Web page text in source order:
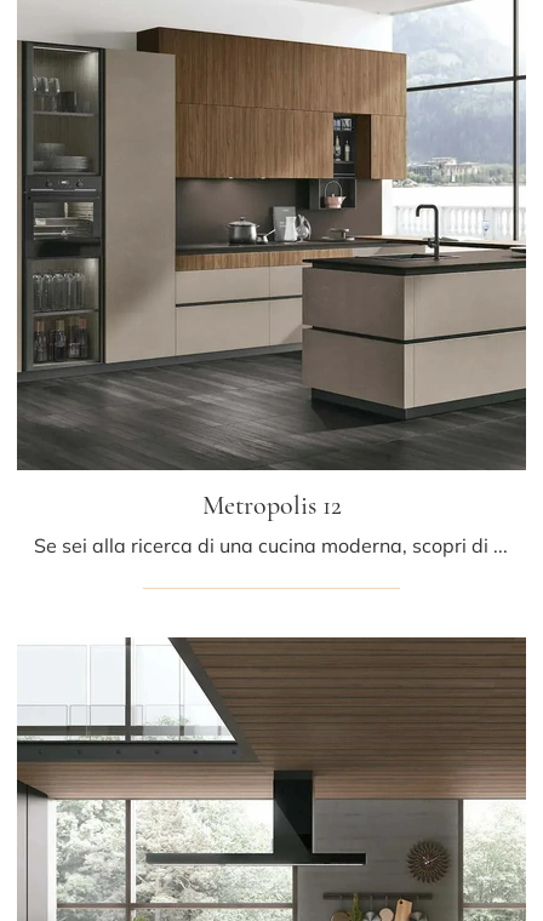
Metropolis 12
Se sei alla ricerca di una cucina moderna, scopri di più sul modello Metropolis 12 Stosa.